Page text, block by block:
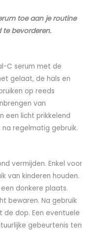
toe aan je routine
te bevorderen.
C serum met de
gelaat, de hals en
op reeds
van
een licht prikkelend
regelmatig gebruik.
vermijden. Enkel voor
van kinderen houden.
donkere plaats.
bewaren. Na gebruik
dop. Een eventuele
gebeurtenis ten